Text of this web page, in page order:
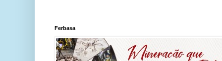
Ferbasa